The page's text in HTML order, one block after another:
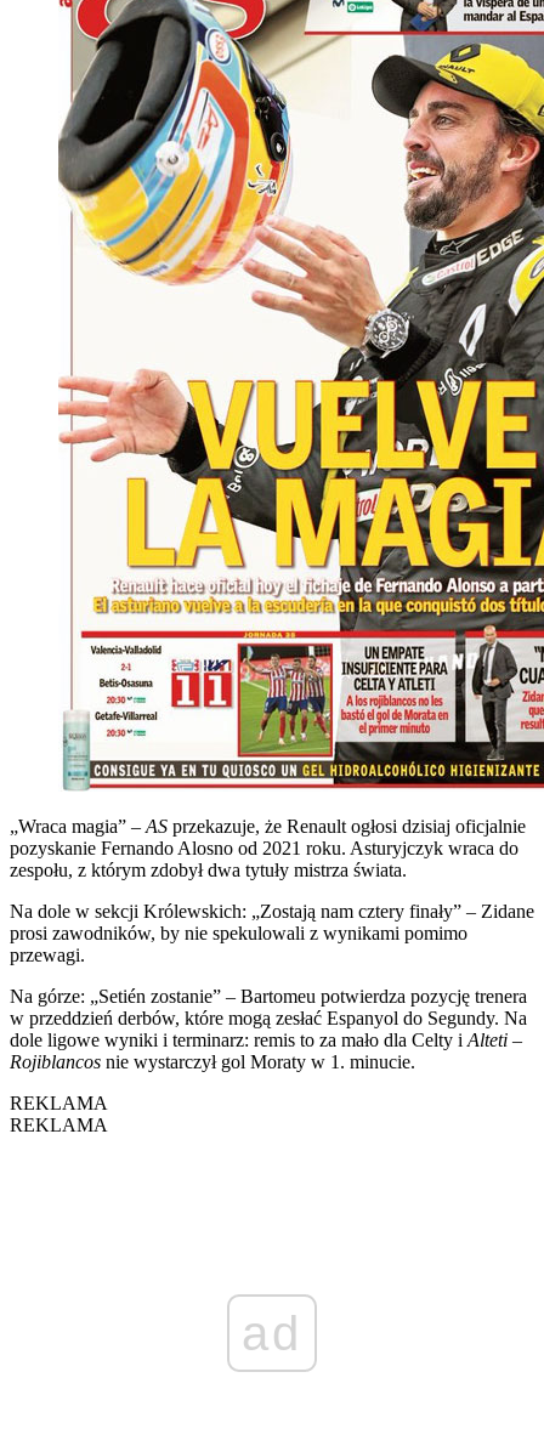
„Wraca magia” – AS przekazuje, że Renault ogłosi dzisiaj oficjalnie
pozyskanie Fernando Alosno od 2021 roku. Asturyjczyk wraca do
zespołu, z którym zdobył dwa tytuły mistrza świata.
Na dole w sekcji Królewskich: „Zostają nam cztery finały” – Zidane
prosi zawodników, by nie spekulowali z wynikami pomimo
przewagi.
Na górze: „Setién zostanie” – Bartomeu potwierdza pozycję trenera
w przeddzień derbów, które mogą zesłać Espanyol do Segundy. Na
dole ligowe wyniki i terminarz: remis to za mało dla Celty i Alteti –
Rojiblancos nie wystarczył gol Moraty w 1. minucie.
REKLAMA
REKLAMA
ad